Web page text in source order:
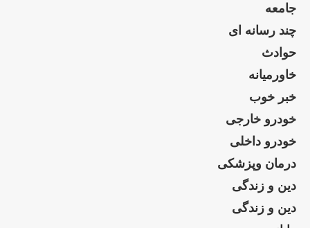
جامعه
چند رسانه ای
حوادث
خاورمیانه
خبر خوب
خودرو خارجی
خودرو داخلی
درمان وپزشکی
دین و زندگی
دین و زندگی